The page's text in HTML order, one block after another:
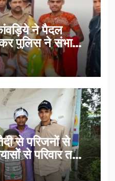
ने पैदल
पुलिस ने संभाला
किया…
से परिजनों से
से परिवार तक